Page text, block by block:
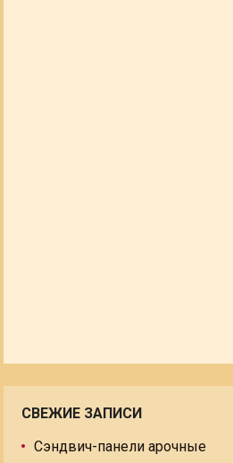
СВЕЖИЕ ЗАПИСИ
Сэндвич-панели арочные